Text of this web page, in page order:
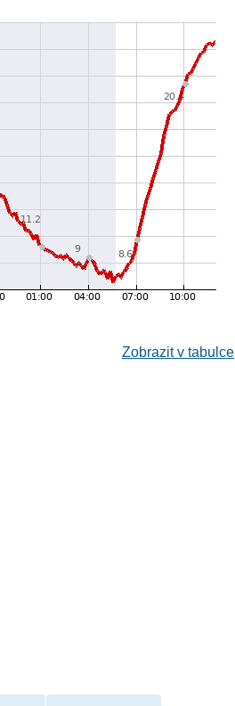
Zobrazit v tabulce